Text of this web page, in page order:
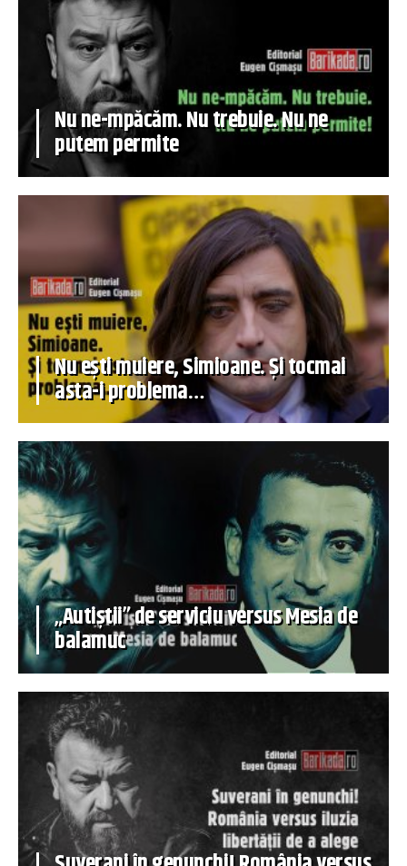
Nu ne-mpăcăm. Nu trebuie. Nu ne
putem permite
Nu ești muiere, Simioane. Și tocmai
asta-i problema…
„Autiștii” de serviciu versus Mesia de
balamuc